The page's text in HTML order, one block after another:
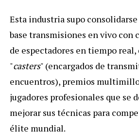
Esta industria supo
base transmisiones en vivo con
de espectadores en tiempo
"casters" (encargados de
encuentros), premios
jugadores profesionales que se
mejorar sus técnicas para
élite mundial.